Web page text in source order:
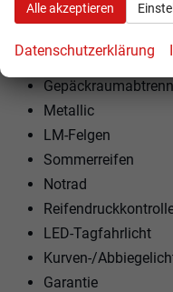
Dachreling
Metallic
LM-Felgen
Sommerreifen
Notrad
LED-Tagfahrlicht
Kurven-/
Garantie
Alle akzeptieren
Datenschutzerklärung